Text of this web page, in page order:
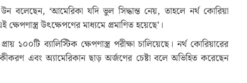
বলেছেন, ‘আমেরিকা যদি ভুল সিদ্ধান্ত নেয়, তাহলে নর্থ কোরিয়া
উৎক্ষেপণের মাধ্যমে প্রমাণিত হয়েছে’।
১০০টি ব্যালিস্টিক ক্ষেপণাস্ত্র পরীক্ষা চালিয়েছে। নর্থ কোরিয়ারের
এবং অ্যামেরিকান ছাড় অর্জণের চেষ্টা বলে অভিহিত করেছেন